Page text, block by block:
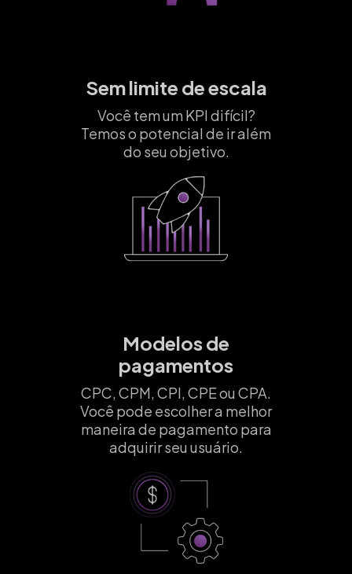
Sem limite de escala
Você tem um KPI difícil?
Temos o potencial de ir além
do seu objetivo.
Modelos de
pagamentos
CPC, CPM, CPI, CPE ou CPA.
Você pode escolher a melhor
maneira de pagamento para
adquirir seu usuário.